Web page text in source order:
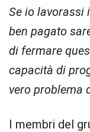
Se io lavorassi
ben pagato
di fermare
capacità di
vero problema
I membri del